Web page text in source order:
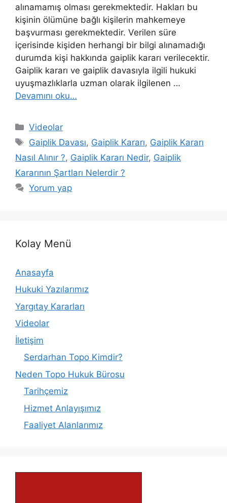
alınamamış olması gerekmektedir. Hakları bu
kişinin ölümüne bağlı kişilerin mahkemeye
başvurması gerekmektedir. Verilen süre
içerisinde kişiden herhangi bir bilgi alınamadığı
durumda kişi hakkında gaiplik kararı verilecektir.
Gaiplik kararı ve gaiplik davasıyla ilgili hukuki
uyuşmazlıklarla uzman olarak ilgilenen …
Devamını oku…
Kategoriler
Videolar
Etiketler
Gaiplik Davası, Gaiplik Kararı, Gaiplik Kararı
Nasıl Alınır ?, Gaiplik Kararı Nedir, Gaiplik
Kararının Şartları Nelerdir ?
Yorum yap
Kolay Menü
Anasayfa
Hukuki Yazılarımız
Yargıtay Kararları
Videolar
İletişim
Serdarhan Topo Kimdir?
Neden Topo Hukuk Bürosu
Tarihçemiz
Hizmet Anlayışımız
Faaliyet Alanlarımız